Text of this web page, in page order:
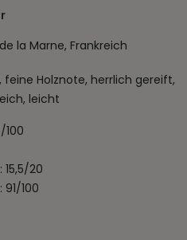
la Marne, Frankreich
feine Holznote, herrlich gereift,
leicht
20
100